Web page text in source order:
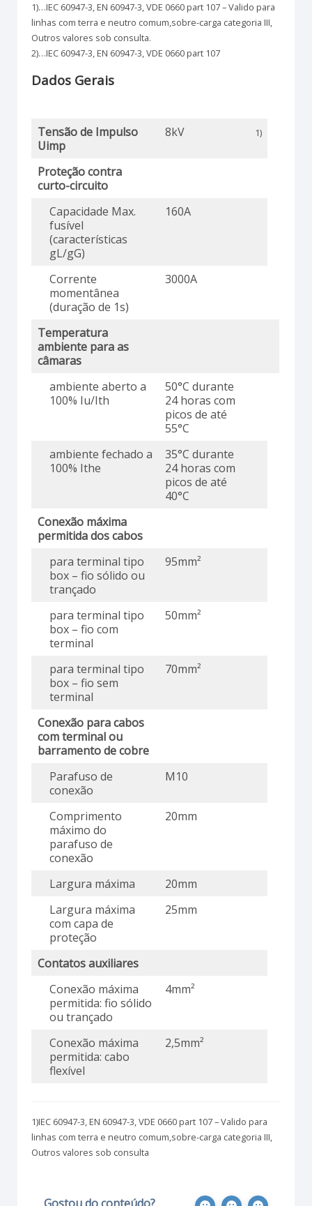
1)…IEC 60947-3, EN 60947-3, VDE 0660 part 107 – Valido para
linhas com terra e neutro comum,sobre-carga categoria III,
Outros valores sob consulta.
2)…IEC 60947-3, EN 60947-3, VDE 0660 part 107
Dados Gerais
Tensão de Impulso
Uimp
8kV 1)
Proteção contra
curto-circuito
Capacidade Max.
fusível
(características
gL/gG)
160A
Corrente
momentânea
(duração de 1s)
3000A
Temperatura
ambiente para as
câmaras
ambiente aberto a
100% Iu/Ith
50°C durante
24 horas com
picos de até
55°C
ambiente fechado a
100% Ithe
35°C durante
24 horas com
picos de até
40°C
Conexão máxima
permitida dos cabos
para terminal tipo
box – fio sólido ou
trançado
95mm²
para terminal tipo
box – fio com
terminal
50mm²
para terminal tipo
box – fio sem
terminal
70mm²
Conexão para cabos
com terminal ou
barramento de cobre
Parafuso de
conexão
M10
Comprimento
máximo do
parafuso de
conexão
20mm
Largura máxima
20mm
Largura máxima
com capa de
proteção
25mm
Contatos auxiliares
Conexão máxima
permitida: fio sólido
ou trançado
4mm²
Conexão máxima
permitida: cabo
flexível
2,5mm²
1)IEC 60947-3, EN 60947-3, VDE 0660 part 107 – Valido para
linhas com terra e neutro comum,sobre-carga categoria III,
Outros valores sob consulta